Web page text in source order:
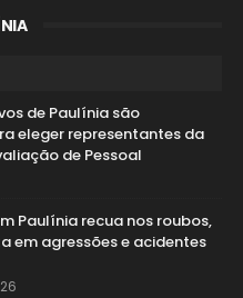
de Paulínia são
eleger representantes da
de Pessoal
Paulínia recua nos roubos,
em agressões e acidentes